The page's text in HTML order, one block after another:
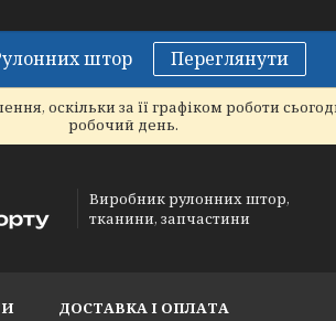
штор Переглянути
оскільки за її графіком роботи
робочий день.
Виробник рулонних штор,
тканини, запчастини
ДОСТАВКА І ОПЛАТА